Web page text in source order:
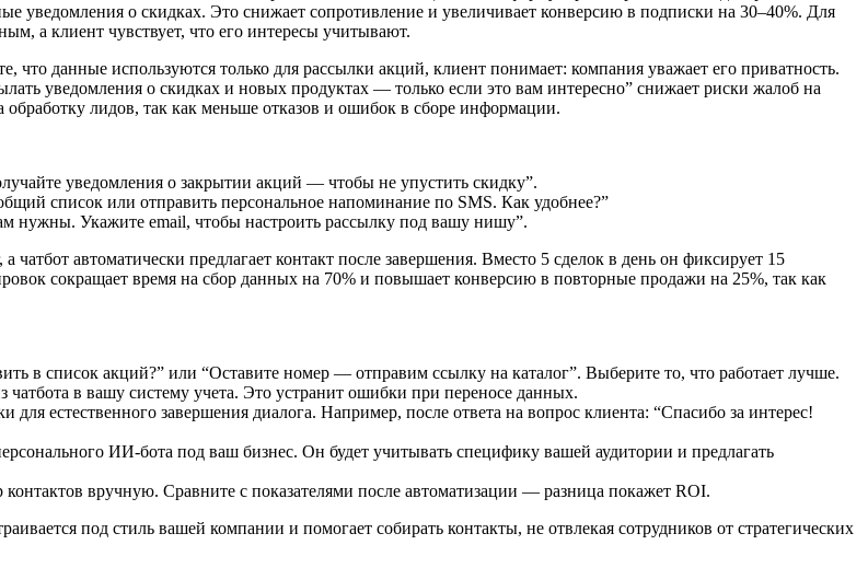
уведомления о скидках. Это снижает сопротивление и увеличивает конверсию в подписки на 30–40%. Для
а клиент чувствует, что его интересы учитывают.
данные используются только для рассылки акций, клиент понимает: компания уважает его приватность.
уведомления о скидках и новых продуктах — только если это вам интересно” снижает риски жалоб на
лидов, так как меньше отказов и ошибок в сборе информации.
уведомления о закрытии акций — чтобы не упустить скидку”.
список или отправить персональное напоминание по SMS. Как удобнее?”
нужны. Укажите email, чтобы настроить рассылку под вашу нишу”.
автоматически предлагает контакт после завершения. Вместо 5 сделок в день он фиксирует 15
сокращает время на сбор данных на 70% и повышает конверсию в повторные продажи на 25%, так как
в список акций?” или “Оставите номер — отправим ссылку на каталог”. Выберите то, что работает лучше.
чатбота в вашу систему учета. Это устранит ошибки при переносе данных.
естественного завершения диалога. Например, после ответа на вопрос клиента: “Спасибо за интерес!
ИИ-бота под ваш бизнес. Он будет учитывать специфику вашей аудитории и предлагать
контактов вручную. Сравните с показателями после автоматизации — разница покажет ROI.
под стиль вашей компании и помогает собирать контакты, не отвлекая сотрудников от стратегических